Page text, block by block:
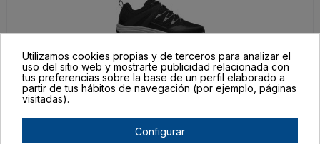
ZS8310Z4602
Utilizamos cookies propias y de terceros para analizar el
uso del sitio web y mostrarte publicidad relacionada con
tus preferencias sobre la base de un perfil elaborado a
partir de tus hábitos de navegación (por ejemplo, páginas
visitadas).
Configurar